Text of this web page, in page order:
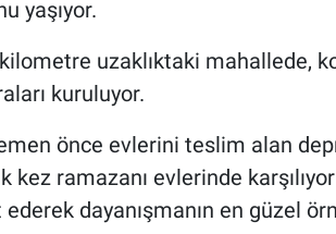
yaşıyor.
uzaklıktaki mahallede,
kuruluyor.
önce evlerini teslim alan
kez ramazanı evlerinde
dayanışmanın en güzel